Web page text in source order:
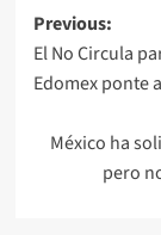
Post
Previous:
El No Circula
Edomex ponte
México ha
pero